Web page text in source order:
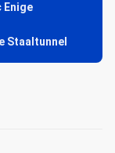
Enige
Staaltunnel